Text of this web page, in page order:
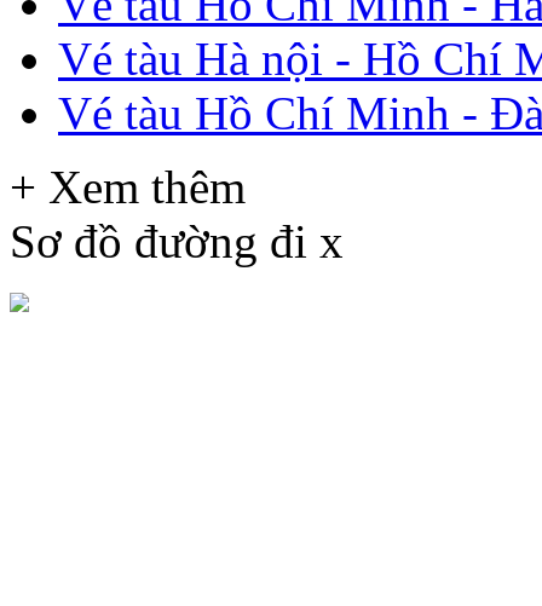
Vé tàu Hà nội - Hồ Chí
Vé tàu Hồ Chí Minh -
+ Xem thêm
Sơ đồ đường đi x